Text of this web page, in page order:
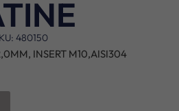
480150
INSERT M10,AISI304